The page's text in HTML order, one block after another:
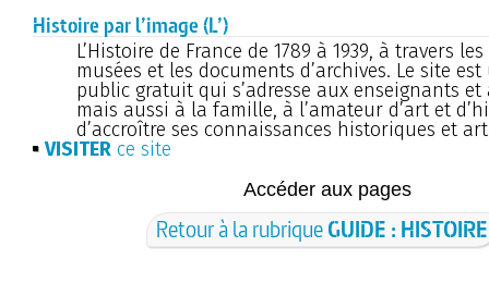
Histoire par l’image (L’)
L’Histoire de France de 1789 à 1939, à travers
musées et les documents d’archives. Le site
public gratuit qui s’adresse aux enseignants et
mais aussi à la famille, à l’amateur d’art et
d’accroître ses connaissances historiques et
VISITER ce site
Accéder aux pages
Retour à la rubriqueGUIDE : HISTOIRE